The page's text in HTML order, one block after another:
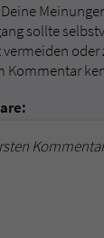
sollte
Kommentar